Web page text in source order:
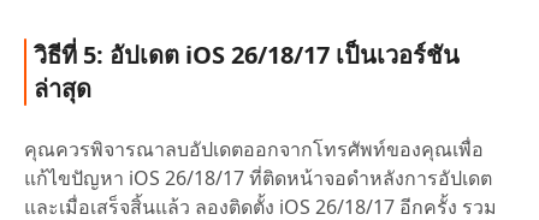
วิธีที่ 5: อัปเดต iOS 26/18/17 เป็นเวอร์ชัน
ล่าสุด
คุณควรพิจารณาลบอัปเดตออกจากโทรศัพท์ของคุณเพื่อ
แก้ไขปัญหา iOS 26/18/17 ที่ติดหน้าจอดำหลังการอัปเดต
และเมื่อเสร็จสิ้นแล้ว ลองติดตั้ง iOS 26/18/17 อีกครั้ง รวม